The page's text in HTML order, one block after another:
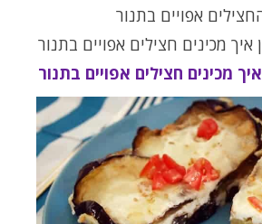
אפויים בתנור
איך מכינים חצילים אפויים בתנור
איך מכינים חצילים אפויים בתנור